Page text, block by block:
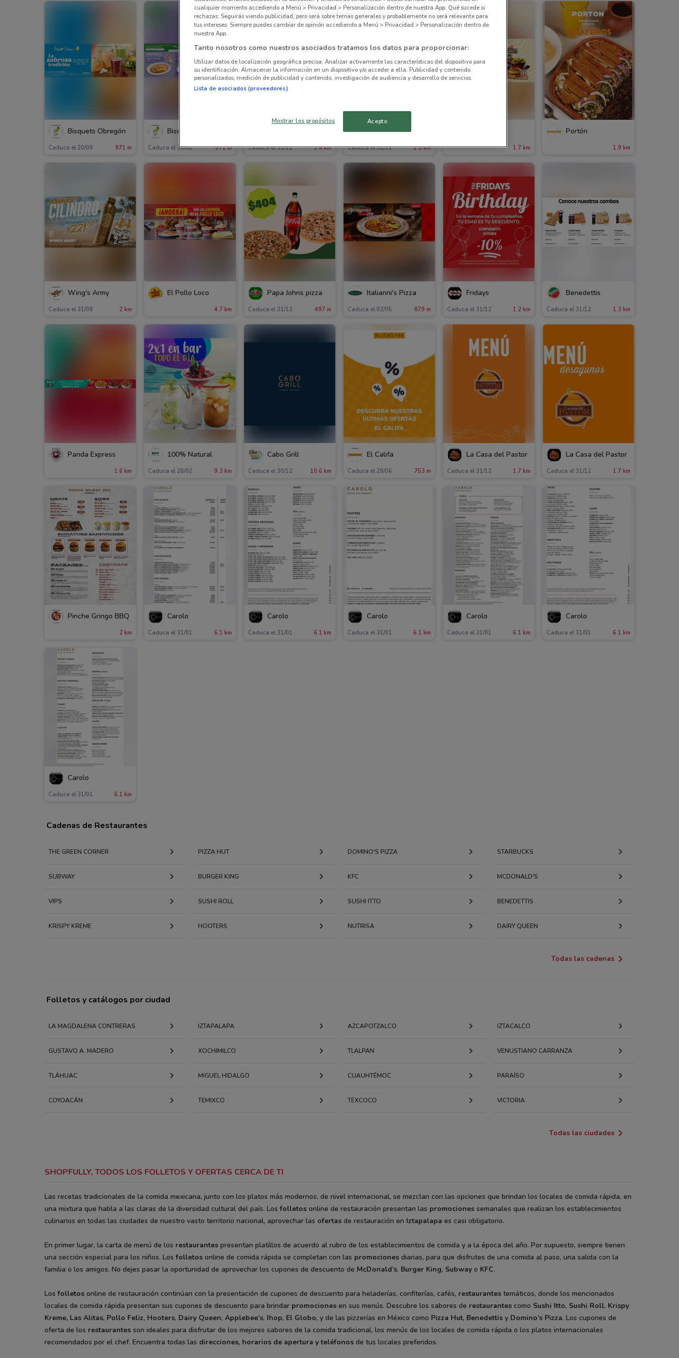
Bisquets Obregón
Caduca el 20/09 971 m
Bisquets Obregón
Caduca el 30/08 971 m Caduca el 31/12 1.4 km
Burger King
Caduca el 31/12 1.5 km 1.7 km
Portón
1.9 km
Wing's Army
Caduca el 31/08 2 km
El Pollo Loco
4.7 km
Papa Johns pizza
Caduca el 31/12 497 m
Italianni's Pizza
Caduca el 02/05 879 m
Fridays
Caduca el 31/12 1.2 km
Benedettis
Caduca el 31/12 1.3 km
Panda Express
1.6 km
100% Natural
Caduca el 28/02 9.3 km
Cabo Grill
Caduca el 30/12 10.6 km
El Califa
Caduca el 29/06 753 m
La Casa del Pastor
Caduca el 31/12 1.7 km
La Casa del Pastor
Caduca el 31/12 1.7 km
Pinche Gringo BBQ
2 km
Carolo
Caduca el 31/01 6.1 km
Carolo
Caduca el 31/01 6.1 km
Carolo
Caduca el 31/01 6.1 km
Carolo
Caduca el 31/01 6.1 km
Carolo
Caduca el 31/01 6.1 km
Carolo
Caduca el 31/01 6.1 km
Cadenas de Restaurantes
THE GREEN CORNER PIZZA HUT DOMINO'S PIZZA STARBUCKS
SUBWAY BURGER KING KFC MCDONALD'S
VIPS SUSHI ROLL SUSHI ITTO BENEDETTIS
KRISPY KREME HOOTERS NUTRISA DAIRY QUEEN
Todas las cadenas
Folletos y catálogos por ciudad
LA MAGDALENA CONTRERAS IZTAPALAPA AZCAPOTZALCO IZTACALCO
GUSTAVO A. MADERO XOCHIMILCO TLALPAN VENUSTIANO CARRANZA
TLÁHUAC MIGUEL HIDALGO CUAUHTÉMOC PARAÍSO
COYOACÁN TEMIXCO TEXCOCO VICTORIA
Todas las ciudades
SHOPFULLY, TODOS LOS FOLLETOS Y OFERTAS CERCA DE TI
Las recetas tradicionales de la comida mexicana, junto con los platos más modernos, de nivel internacional, se mezclan con las opciones que brindan los locales de comida rápida, en
una mixtura que habla a las claras de la diversidad cultural del país. Losfolletos online de restauración presentan las promociones semanales que realizan los establecimientos
culinarios en todas las ciudades de nuestro vasto territorio nacional, aprovechar las ofertas de restauración en Iztapalapa es casi obligatorio.
En primer lugar, la carta de menú de los restaurantes presentan platillos de acuerdo al rubro de los establecimientos de comida y a la época del año. Por supuesto, siempre tienen
una sección especial para los niños. Losfolletos online de comida rápida se completan con las promociones diarias, para que disfrutes de una comida al paso, una salida con la
familia o los amigos. No dejes pasar la oportunidad de aprovechar los cupones de descuento de McDonald’s, Burger King, Subway o KFC.
Losfolletos online de restauración continúan con la presentación de cupones de descuento para heladerías, confiterías, cafés, restaurantes temáticos, donde los mencionados
locales de comida rápida presentan sus cupones de descuento para brindar promociones en sus menús. Descubre los sabores de restaurantes como Sushi Itto, Sushi Roll, Krispy
Kreme, Las Alitas, Pollo Feliz, Hooters, Dairy Queen, Applebee’s, Ihop, El Globo, y de las pizzerías en México como Pizza Hut, Benedettis y Domino’s Pizza. Los cupones de
oferta de los restaurantes son ideales para disfrutar de los mejores sabores de la comida tradicional, los menús de los locales de comida rápida o los platos internacionales
recomendados por el chef. Encuentra todas las direcciones, horarios de apertura y teléfonos de tus locales preferidos.
cualquier momento accediendo a Menú > Privacidad > Personalización dentro de nuestra App. Qué sucede si
rechazas: Seguirás viendo publicidad, pero será sobre temas generales y probablemente no será relevante para
tus intereses. Siempre puedes cambiar de opinión accediendo a Menú > Privacidad > Personalización dentro de
nuestra App.
Tanto nosotros como nuestros asociados tratamos los datos para proporcionar:
Utilizar datos de localización geográfica precisa. Analizar activamente las características del dispositivo para
su identificación. Almacenar la información en un dispositivo y/o acceder a ella. Publicidad y contenido
personalizados, medición de publicidad y contenido, investigación de audiencia y desarrollo de servicios.
Lista de asociados (proveedores)
Mostrar los propósitos Acepto